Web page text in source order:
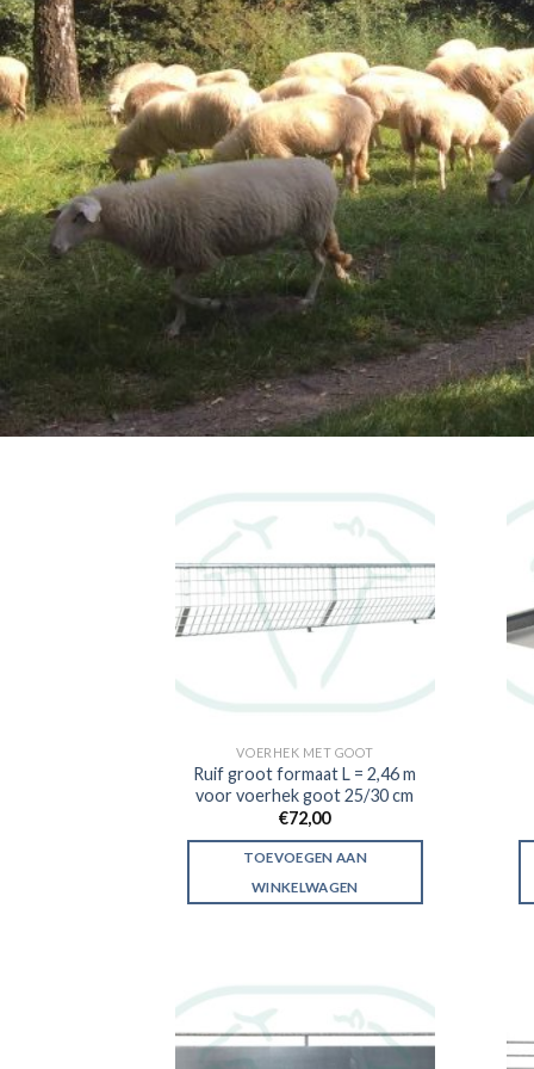
VOERHEK MET GOOT
Ruif groot formaat L = 2,46 m
voor voerhek goot 25/30 cm
€72,00
TOEVOEGEN AAN
WINKELWAGEN